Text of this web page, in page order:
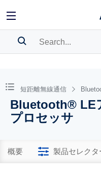
BOOKMARK
Pleaselog into show
短距離無線通信
Bluetooth® LE
プロセッサ
概要 製品セレクタ